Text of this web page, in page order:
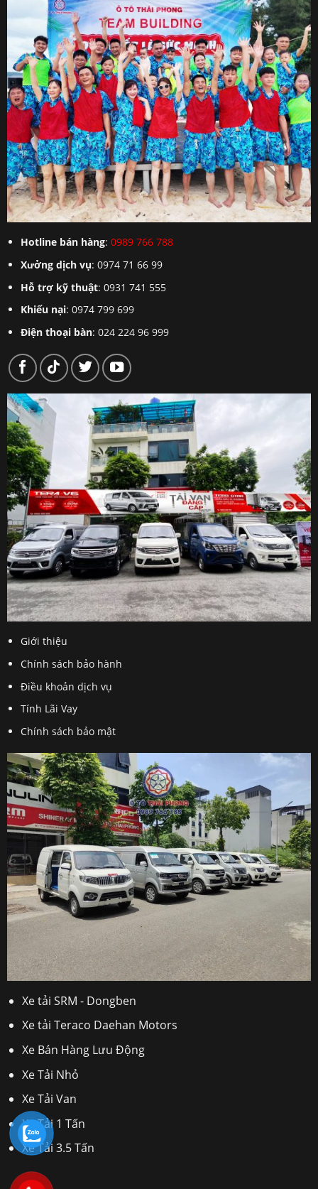
Hotline bán hàng: 0989 766 788
Xưởng dịch vụ: 0974 71 66 99
Hỗ trợ kỹ thuật: 0931 741 555
Khiếu nại: 0974 799 699
Điện thoại bàn: 024 224 96 999
Giới thiệu
Chính sách bảo hành
Điều khoản dịch vụ
Tính Lãi Vay
Chính sách bảo mật
Xe tải SRM - Dongben
Xe tải Teraco Daehan Motors
Xe Bán Hàng Lưu Động
Xe Tải Nhỏ
Xe Tải Van
Xe Tải 1 Tấn
Xe Tải 3.5 Tấn